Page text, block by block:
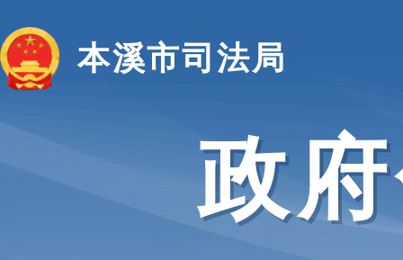
本溪市司法局
政